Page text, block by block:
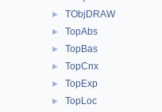
► TObjDRAW
► TopAbs
► TopBas
► TopCnx
► TopExp
► TopLoc